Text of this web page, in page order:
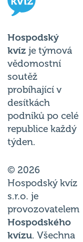
Hospodský
kvíz je týmová
vědomostní
soutěž
probíhající v
desítkách
podniků po celé
republice každý
týden.
© 2026
Hospodský kvíz
s.r.o. je
provozovatelem
Hospodského
kvízu. Všechna